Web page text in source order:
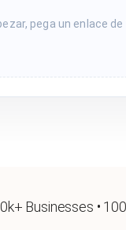
pega un enlace de
Businesses •